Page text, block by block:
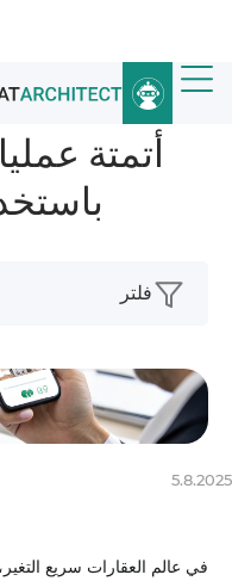
الرئيسية / أخبار / أتمتة
أتمتة
5.8.2025
في عالم العقارات سريع
فلتر